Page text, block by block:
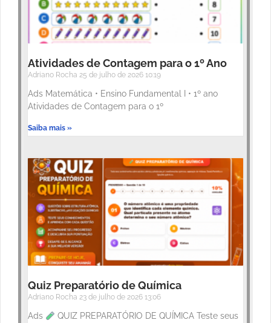
Atividades de Contagem para o 1º Ano
Adriano Rocha 25 de julho de 2026 10:19
Ads Matemática • Ensino Fundamental I • 1º ano
Atividades de Contagem para o 1º
Saiba mais »
Quiz Preparatório de Química
Adriano Rocha 23 de julho de 2026 13:06
Ads
QUIZ PREPARATÓRIO DE QUÍMICA Teste seus